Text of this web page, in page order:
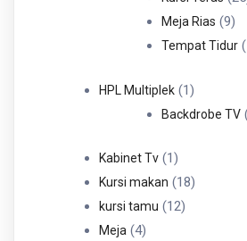
Meja Rias 99
Tempat Tidur
HPL Multiplek 11
Produk
Backdrobe TV
Kabinet Tv 11
Produk
Kursi makan 1818
kursi tamu 1212
Meja 44